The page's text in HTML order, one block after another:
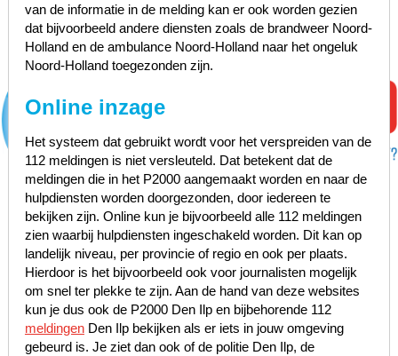
van de informatie in de melding kan er ook worden gezien
dat bijvoorbeeld andere diensten zoals de brandweer Noord-
Holland en de ambulance Noord-Holland naar het ongeluk
Noord-Holland toegezonden zijn.
Online inzage
Het systeem dat gebruikt wordt voor het verspreiden van de
112 meldingen is niet versleuteld. Dat betekent dat de
meldingen die in het P2000 aangemaakt worden en naar de
hulpdiensten worden doorgezonden, door iedereen te
bekijken zijn. Online kun je bijvoorbeeld alle 112 meldingen
zien waarbij hulpdiensten ingeschakeld worden. Dit kan op
landelijk niveau, per provincie of regio en ook per plaats.
Hierdoor is het bijvoorbeeld ook voor journalisten mogelijk
om snel ter plekke te zijn. Aan de hand van deze websites
kun je dus ook de P2000 Den Ilp en bijbehorende 112
meldingenDen Ilp bekijken als er iets in jouw omgeving
gebeurd is. Je ziet dan ook of de politie Den Ilp, de